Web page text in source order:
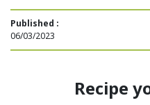
Published :
06/03/2023
Recipe